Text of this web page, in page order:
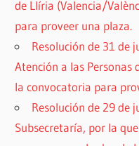
de Llíria (Valencia/
para proveer una plaza.
Resolución de 31 de
Atención a las Personas
la convocatoria para
Resolución de 29 de
Subsecretaría, por la